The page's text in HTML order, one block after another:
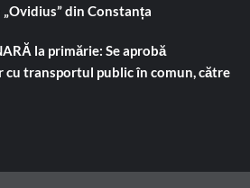
din Constanța
la primărie: Se aprobă
transportul public în comun, către